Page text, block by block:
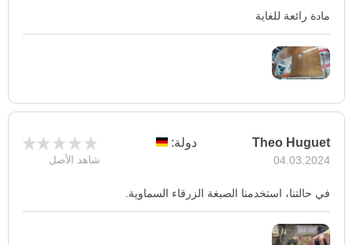
مادة رائعة للغاية
Theo Huguet
04.03.2024
دولة:
شاهد الأصل
في حالتنا، استخدمنا الصبغة الزرقاء السماوية.